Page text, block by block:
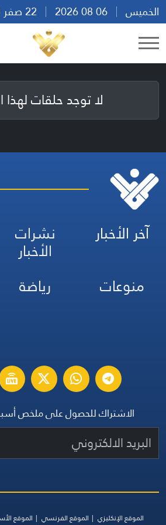
الخميس
09:30
لا توجد حلقات لهذا
آخر الأخبار نشرات
الأخبار
منوعات
رياضة
الاشتراك للحصول على ملخص
الموقع الإنكليزي الموقع الفرنسي الموقع